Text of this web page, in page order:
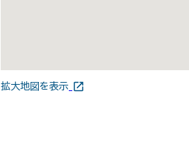
拡大地図を表示